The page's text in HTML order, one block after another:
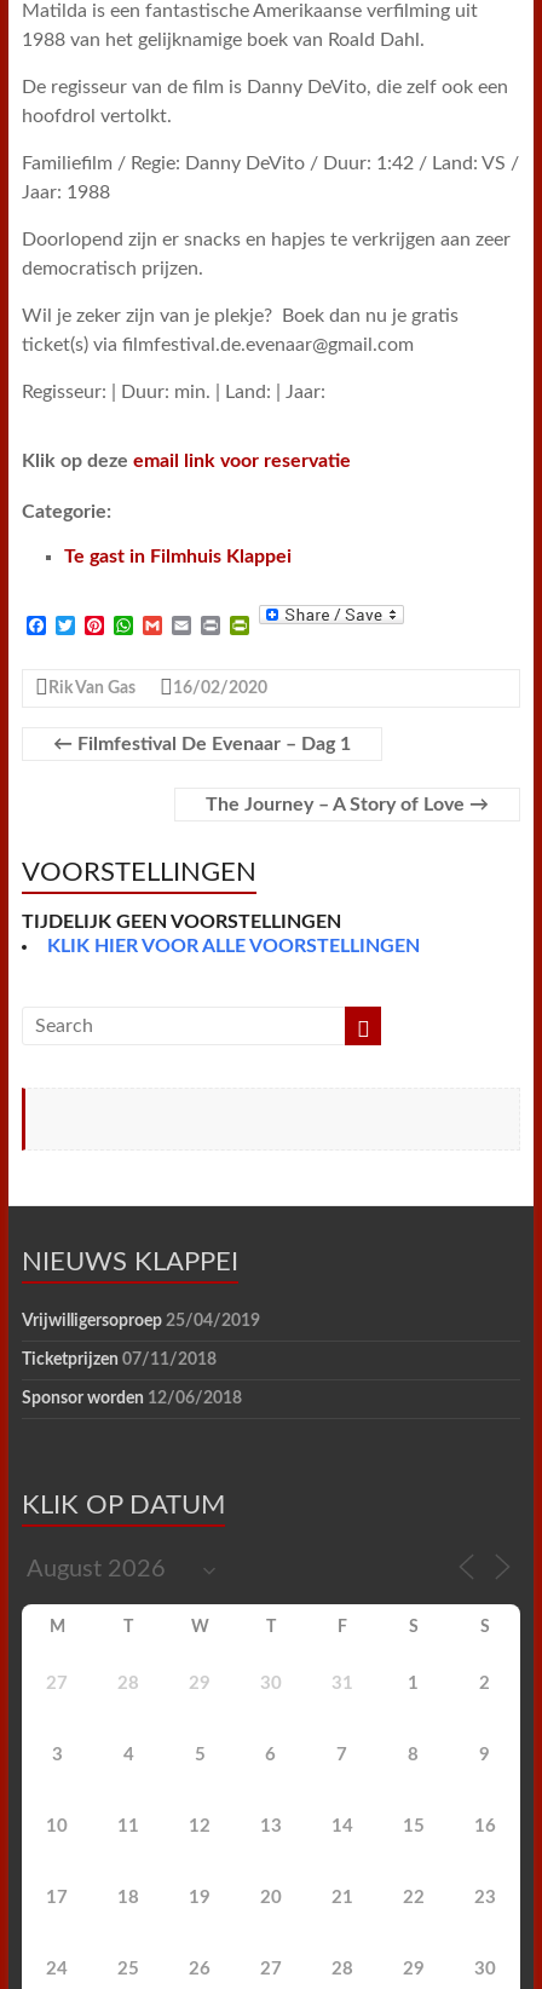
Matilda is een fantastische Amerikaanse verfilming uit
1988 van het gelijknamige boek van Roald Dahl.
De regisseur van de film is Danny DeVito, die zelf ook een
hoofdrol vertolkt.
Familiefilm / Regie: Danny DeVito / Duur: 1:42 / Land: VS /
Jaar: 1988
Doorlopend zijn er snacks en hapjes te verkrijgen aan zeer
democratisch prijzen.
Wil je zeker zijn van je plekje? Boek dan nu je gratis
ticket(s) via filmfestival.de.evenaar@gmail.com
Regisseur: | Duur: min. | Land: | Jaar:
Klik op deze email link voor reservatie
Categorie:
Te gast in Filmhuis Klappei
e
o
t
r
t
e
W
t
p
G
i
i
n
P
n
r
n
Rik Van Gas 16/02/2020
← Filmfestival De Evenaar – Dag 1
The Journey – A Story of Love →
VOORSTELLINGEN
TIJDELIJK GEEN VOORSTELLINGEN
KLIK HIER VOOR ALLE VOORSTELLINGEN
NIEUWS KLAPPEI
Vrijwilligersoproep 25/04/2019
Ticketprijzen 07/11/2018
Sponsor worden 12/06/2018
KLIK OP DATUM
M W F S S
27 28 29 30 31 1 2
3 4 5 6 7 8 9
10 11 12 13 14 15 16
17 18 19 20 21 22 23
24 25 26 27 28 29 30